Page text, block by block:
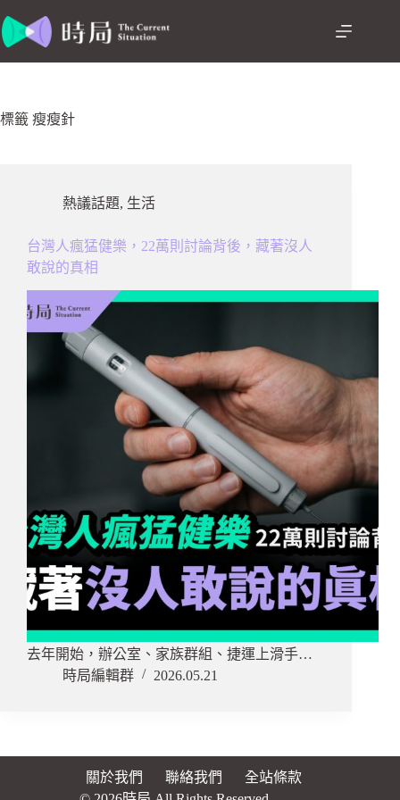
至
容
標籤 瘦瘦針
熱議話題, 生活
台灣人瘋猛健樂，22萬則討論背後，藏著沒人
敢說的真相
去年開始，辦公室、家族群組、捷運上滑手…
時局編輯群
2026.05.21
關於我們 聯絡我們
全站條款